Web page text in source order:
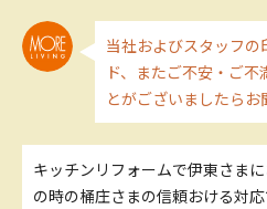
当社およびスタッフ
ド、またご不安・ご
とがございましたらお
キッチンリフォームで伊東さま
の時の桶庄さまの信頼おける対